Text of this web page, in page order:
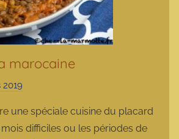
marocaine
2019
r
m
une spéciale cuisine du placard
difficiles ou les périodes de